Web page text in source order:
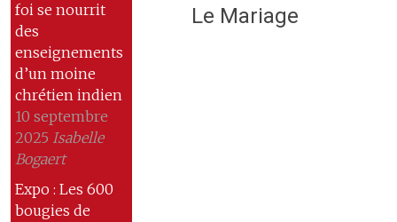
foi se nourrit
des
enseignements
d’un moine
chrétien indien
10 septembre
2025 Isabelle
Bogaert
Expo : Les 600
bougies de
Le Mariage